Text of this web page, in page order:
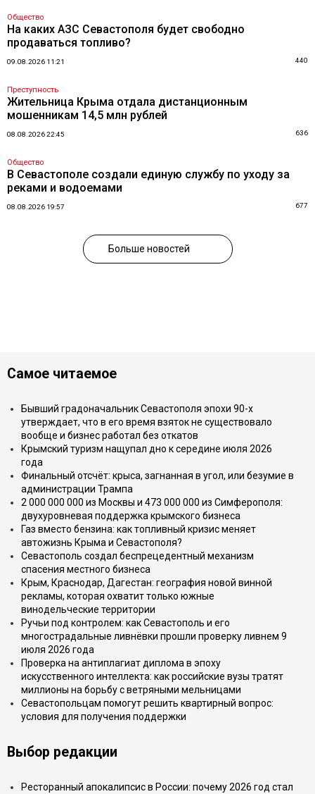
Общество
На каких АЗС Севастополя будет свободно
продаваться топливо?
09.08.2026 11:21 440
Преступность
Жительница Крыма отдала дистанционным
мошенникам 14,5 млн рублей
08.08.2026 22:45 636
Общество
В Севастополе создали единую службу по уходу за
реками и водоемами
08.08.2026 19:57 677
Больше новостей
Самое читаемое
Бывший градоначальник Севастополя эпохи 90-х
утверждает, что в его время взяток не существовало
вообще и бизнес работал без откатов
Крымский туризм нащупал дно к середине июля 2026
года
Финальный отсчёт: крыса, загнанная в угол, или безумие в
администрации Трампа
2 000 000 000 из Москвы и 473 000 000 из Симферополя:
двухуровневая поддержка крымского бизнеса
Газ вместо бензина: как топливный кризис меняет
автожизнь Крыма и Севастополя?
Севастополь создал беспрецедентный механизм
спасения местного бизнеса
Крым, Краснодар, Дагестан: география новой винной
рекламы, которая охватит только южные
винодельческие территории
Ручьи под контролем: как Севастополь и его
многострадальные ливнёвки прошли проверку ливнем 9
июля 2026 года
Проверка на антиплагиат диплома в эпоху
искусственного интеллекта: как российские вузы тратят
миллионы на борьбу с ветряными мельницами
Севастопольцам помогут решить квартирный вопрос:
условия для получения поддержки
Выбор редакции
Ресторанный апокалипсис в России: почему 2026 год стал